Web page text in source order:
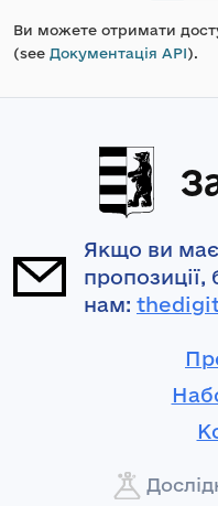
Ви можете отримати
(see Документація API).
Якщо ви
пропозиції,
нам: